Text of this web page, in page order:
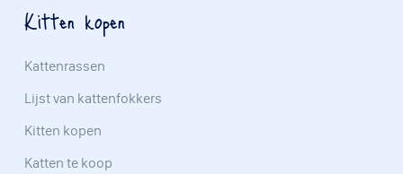
Kitten kopen
Kattenrassen
Lijst van kattenfokkers
Kitten kopen
Katten te koop